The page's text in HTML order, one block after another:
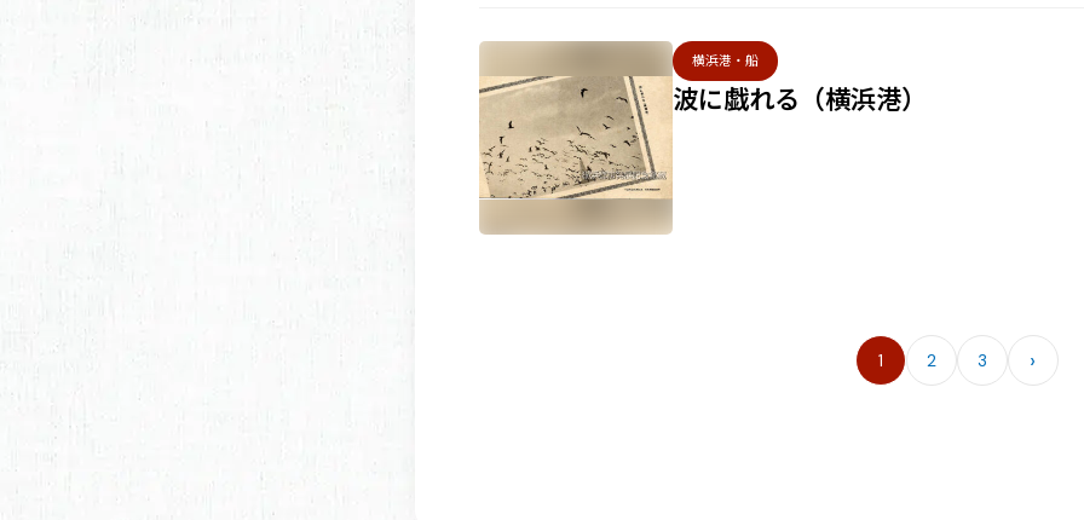
波に戯れる（横浜港）
横浜港・船
ペ 1 2 3 ›